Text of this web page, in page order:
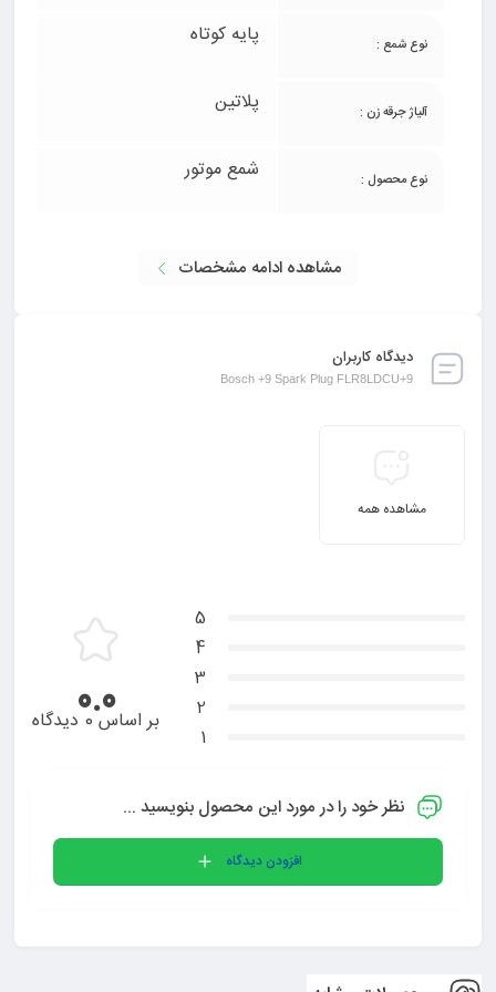
نوع شمع : پایه کوتاه
آلیاژ جرقه زن : پلاتین
نوع محصول : شمع موتور
مشاهده ادامه مشخصات
دیدگاه کاربران
Bosch +9 Spark Plug FLR8LDCU+9
مشاهده همه
5
4
3
2
1
0.0بر اساس 0 دیدگاه
نظر خود را در مورد این محصول بنویسید ...
افزودن دیدگاه